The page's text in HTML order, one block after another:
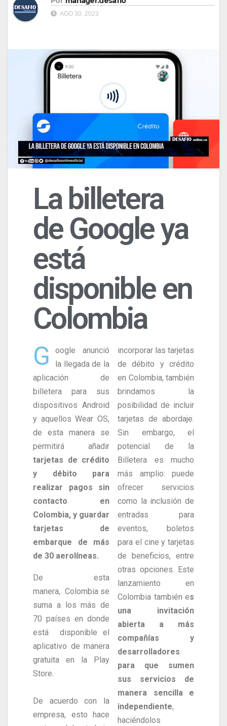
AGO 30, 2023
La billetera
de Google ya
está
disponible en
Colombia
G
oogle anunció
la llegada de la
aplicación de
billetera para sus
dispositivos Android
y aquellos Wear OS,
de esta manera se
permitirá añadir
tarjetas de crédito
y débito para
realizar pagos sin
contacto en
Colombia, y guardar
tarjetas de
embarque de más
de 30 aerolíneas.
De esta
manera, Colombia se
suma a los más de
70 países en donde
está disponible el
aplicativo de manera
gratuita en la Play
Store.
De acuerdo con la
empresa, esto hace
incorporar las tarjetas
de débito y crédito
en Colombia, también
brindamos la
posibilidad de incluir
tarjetas de abordaje.
Sin embargo, el
potencial de la
Billetera es mucho
más amplio: puede
ofrecer servicios
como la inclusión de
entradas para
eventos, boletos
para el cine y tarjetas
de beneficios, entre
otras opciones. Este
lanzamiento en
Colombia también es
una invitación
abierta a más
compañías y
desarrolladores
para que sumen
sus servicios de
manera sencilla e
independiente,
haciéndolos